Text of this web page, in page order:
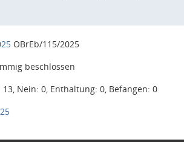
OBrEb/115/2025
beschlossen
13, Nein: 0, Enthaltung: 0, Befangen: 0